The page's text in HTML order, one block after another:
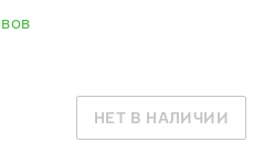
НЕТ В НАЛИЧИИ